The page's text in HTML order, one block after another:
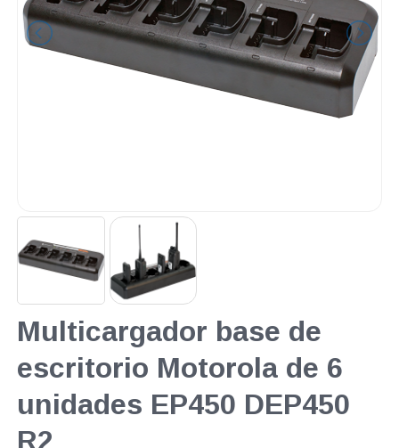
Multicargador base de
escritorio Motorola de 6
unidades EP450 DEP450
R2